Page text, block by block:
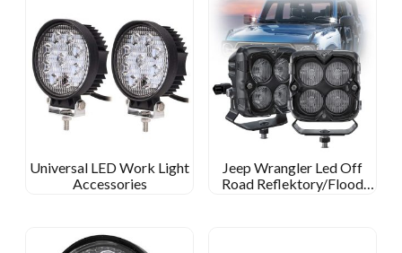
Universal LED Work Light
Accessories
Jeep Wrangler Led Off
Road Reflektory/Flood